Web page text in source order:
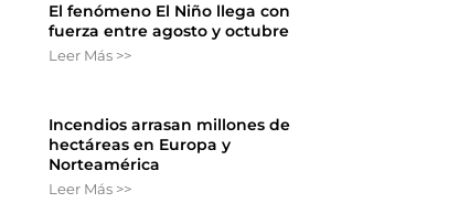
El fenómeno El Niño llega con
fuerza entre agosto y octubre
Leer Más >>
Incendios arrasan millones de
hectáreas en Europa y
Norteamérica
Leer Más >>